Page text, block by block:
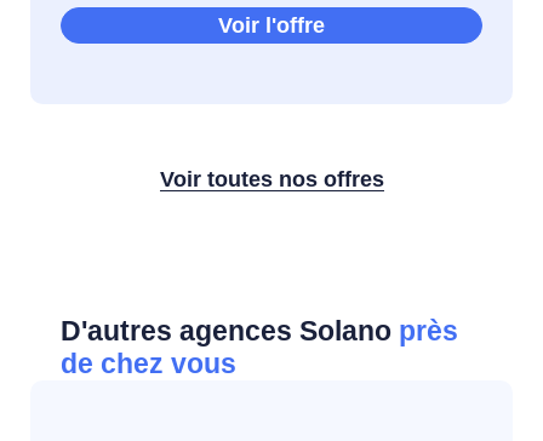
Voir l'offre
Voir toutes nos offres
D'autres agences Solano près
de chez vous